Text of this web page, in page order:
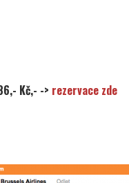
Kč,- -> rezervace zde